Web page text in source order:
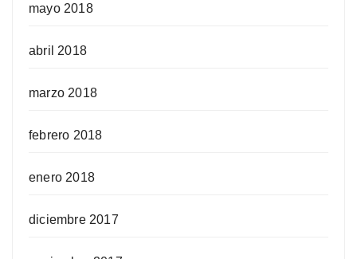
mayo 2018
abril 2018
marzo 2018
febrero 2018
enero 2018
diciembre 2017